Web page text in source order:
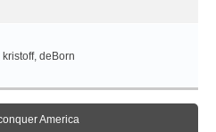
kristoff, deBorn
America